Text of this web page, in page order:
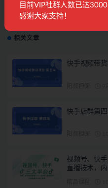
下一篇
制作解说类动画视频（
相关文章
快手视频带
快手店群第四
视频号、快
直播技术，
目前VIP社群人数已达
感谢大家支持！